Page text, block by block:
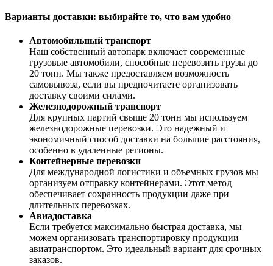
Варианты доставки: выбирайте то, что вам удобно
Автомобильный транспорт
Наш собственный автопарк включает современные
грузовые автомобили, способные перевозить грузы до
20 тонн. Мы также предоставляем возможность
самовывоза, если вы предпочитаете организовать
доставку своими силами.
Железнодорожный транспорт
Для крупных партий свыше 20 тонн мы используем
железнодорожные перевозки. Это надежный и
экономичный способ доставки на большие расстояния,
особенно в удаленные регионы.
Контейнерные перевозки
Для международной логистики и объемных грузов мы
организуем отправку контейнерами. Этот метод
обеспечивает сохранность продукции даже при
длительных перевозках.
Авиадоставка
Если требуется максимально быстрая доставка, мы
можем организовать транспортировку продукции
авиатранспортом. Это идеальный вариант для срочных
заказов.